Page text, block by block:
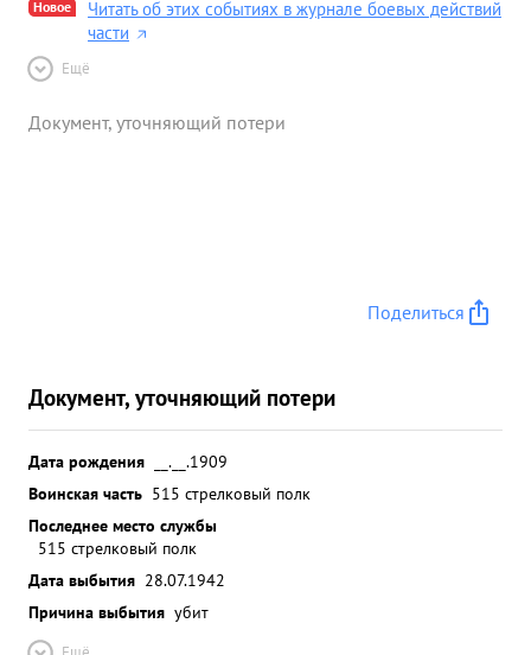
Новое
Читать об этих событиях в журнале боевых действий
части
Ещё
Документ, уточняющий потери
Поделиться
Документ, уточняющий потери
Дата рождения
__.__.1909
Воинская часть 515 стрелковый полк
Последнее место службы
515 стрелковый полк
Дата выбытия 28.07.1942
Причина выбытия убит